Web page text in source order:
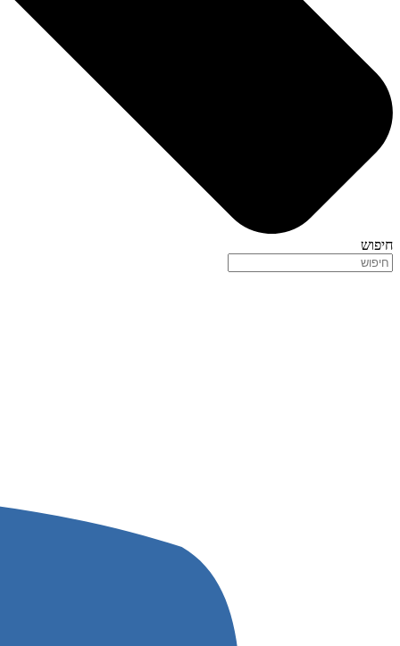
חיפוש